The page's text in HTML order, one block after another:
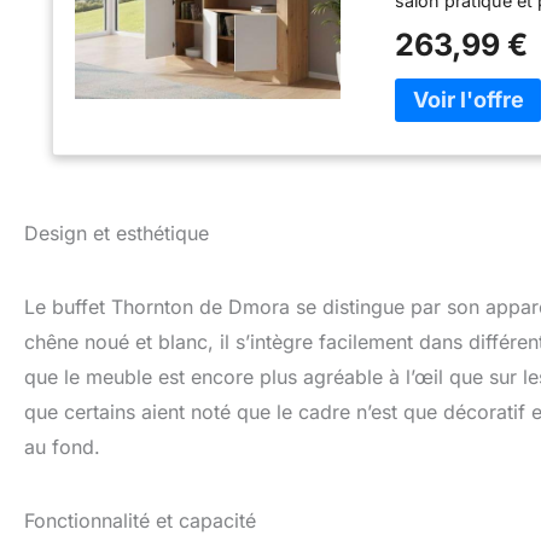
poignées et sont
ce buffet un
est parfait pour
le bureau en
livres, des
mm, un matériau
Bords finis en
blanche en MDF
dégagement de
Goujons ABS
263,99 €
Design et esthétique
Le buffet Thornton de Dmora se distingue par son
chêne noué et blanc, il s’intègre facilement dans
que le meuble est encore plus agréable à l’œil que sur
que certains aient noté que le cadre n’est que
au fond.
Fonctionnalité et capacité